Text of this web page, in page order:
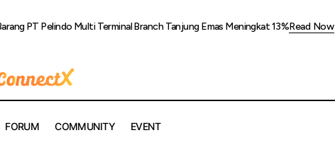
PT Pelindo Multi Terminal Branch Tanjung Emas Meningkat 13%Read Now
FORUM COMMUNITY EVENT